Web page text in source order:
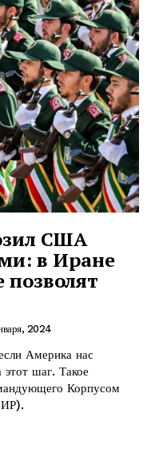
США
в Иране
позволят
2024
Америка нас
шаг. Такое
Корпусом